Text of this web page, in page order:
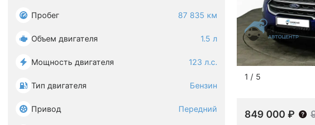
Пробег 87 835 км
Объем двигателя 1.5 л
Мощность двигателя 123 л.с.
Тип двигателя Бензин
Привод Передний
1 / 5
849 000 ₽